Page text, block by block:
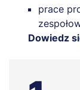
prace
Dowiedz